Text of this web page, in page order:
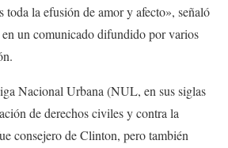
toda la efusión de amor y afecto», señaló
un comunicado difundido por varios
Nacional Urbana (NUL, en sus siglas
de derechos civiles y contra la
consejero de Clinton, pero también